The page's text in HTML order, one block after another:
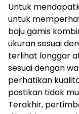
Untuk
untuk
baju gamis
ukuran sesuai
terlihat longgar
sesuai dengan
perhatikan
pastikan tidak
Terakhir,